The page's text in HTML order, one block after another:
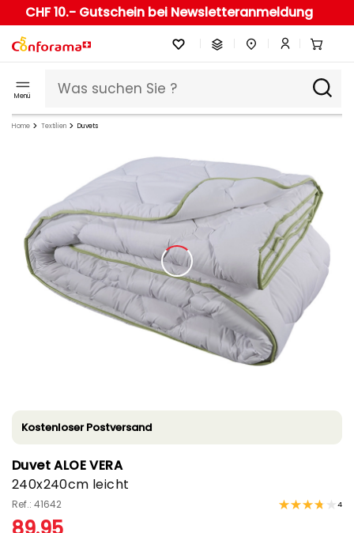
CHF 10.- Gutschein bei Newsletteranmeldung
Menü
Home Textilien Duvets
Kostenloser Postversand
Duvet ALOE VERA
240x240cm leicht
Ref.: 41642 4